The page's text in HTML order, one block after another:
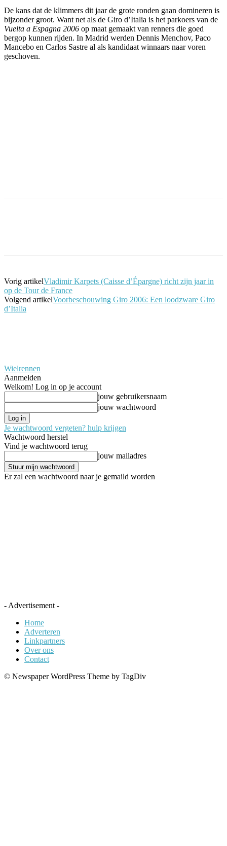
De kans dat de klimmers dit jaar de grote ronden gaan domineren is
bijzonder groot. Want net als de Giro d’Italia is het parkoers van de
Vuelta a Espagna 2006 op maat gemaakt van renners die goed
bergop kunnen rijden. In Madrid werden Dennis Menchov, Paco
Mancebo en Carlos Sastre al als kandidaat winnaars naar voren
geschoven.
Vorig artikelVladimir Karpets (Caisse d’Épargne) richt zijn jaar in
op de Tour de France
Volgend artikelVoorbeschouwing Giro 2006: Een loodzware Giro
d’Italia
Wielrennen
Aanmelden
Welkom! Log in op je account
jouw gebruikersnaam
jouw wachtwoord
Je wachtwoord vergeten? hulp krijgen
Wachtwoord herstel
Vind je wachtwoord terug
jouw mailadres
Er zal een wachtwoord naar je gemaild worden
- Advertisement -
Home
Adverteren
Linkpartners
Over ons
Contact
© Newspaper WordPress Theme by TagDiv